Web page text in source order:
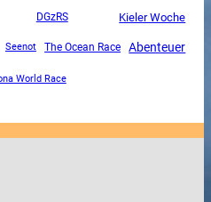
DGzRS Kieler Woche
Seenot The Ocean Race Abenteuer
World Race